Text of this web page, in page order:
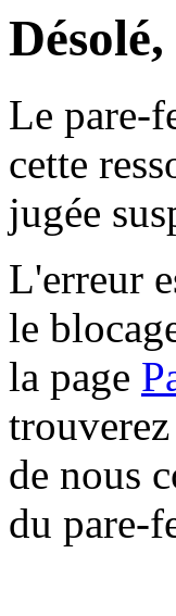
Le pare-
cette
jugée
L'erreur
le
la page
de nous
du pare-